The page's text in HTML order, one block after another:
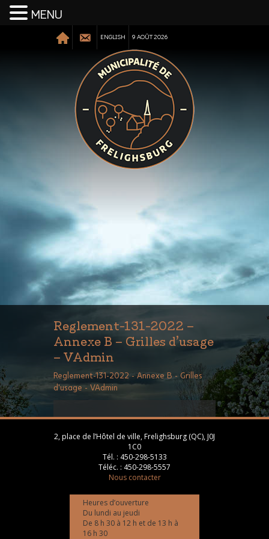
ENGLISH 9 AOÛT 2026
Reglement-131-2022 –
Annexe B – Grilles d’usage
– VAdmin
Reglement-131-2022 - Annexe B - Grilles
d'usage - VAdmin
2, place de l’Hôtel de ville, Frelighsburg (QC), J0J
1C0
Tél. : 450-298-5133
Téléc. : 450-298-5557
Nous contacter
Heures d’ouverture
Du lundi au jeudi
De 8 h 30 à 12 h et de 13 h à
16 h 30
MENU